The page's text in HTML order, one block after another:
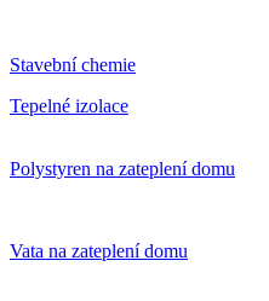
Stavební chemie
Tepelné izolace
Polystyren na zateplení domu
Vata na zateplení domu